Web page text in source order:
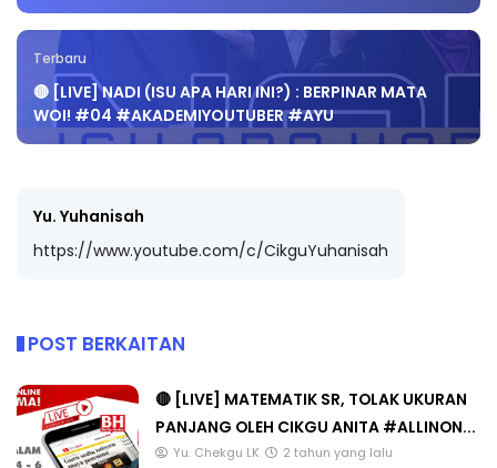
Terbaru
🔴 [LIVE] NADI (ISU APA HARI INI?) : BERPINAR MATA
WOI! #04 #AKADEMIYOUTUBER #AYU
Yu. Yuhanisah
https://www.youtube.com/c/CikguYuhanisah
POST BERKAITAN
🔴 [LIVE] MATEMATIK SR, TOLAK UKURAN
PANJANG OLEH CIKGU ANITA #ALLINON...
Yu. Chekgu LK 2 tahun yang lalu